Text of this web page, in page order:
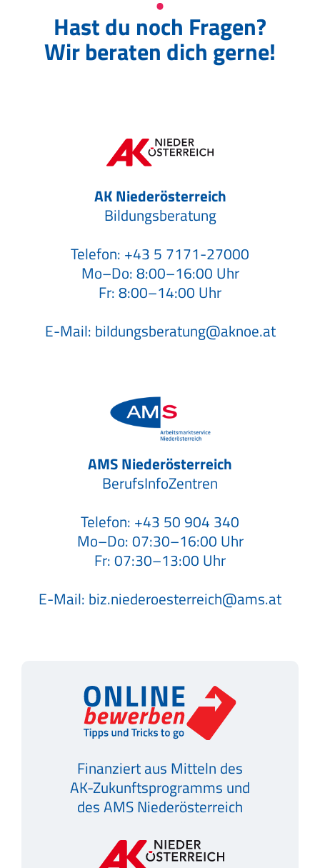
Hast du noch Fragen?
Wir beraten dich gerne!
AK Niederösterreich
Bildungsberatung
Telefon: +43 5 7171-27000
Mo–Do: 8:00–16:00 Uhr
Fr: 8:00–14:00 Uhr
E-Mail: bildungsberatung@aknoe.at
AMS Niederösterreich
BerufsInfoZentren
Telefon: +43 50 904 340
Mo–Do: 07:30–16:00 Uhr
Fr: 07:30–13:00 Uhr
E-Mail: biz.niederoesterreich@ams.at
Finanziert aus Mitteln des
AK-Zukunftsprogramms und
des AMS Niederösterreich